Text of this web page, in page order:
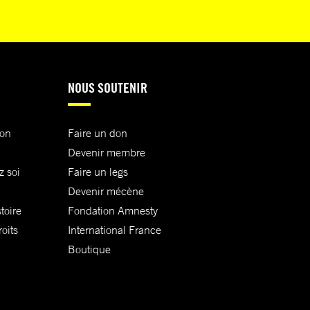
soi
NOUS SOUTENIR
Faire un don
Devenir membre
Faire un legs
Devenir mécène
Fondation Amnesty
International France
Boutique